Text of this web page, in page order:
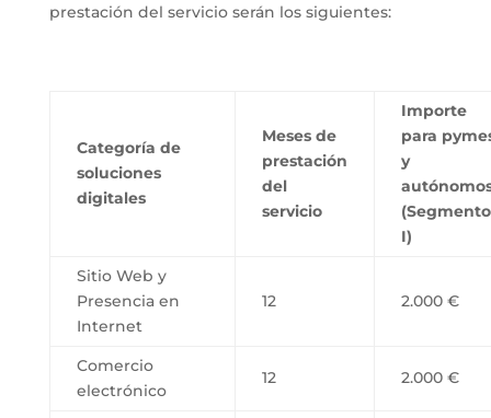
prestación del servicio serán los siguientes:
Categoría de
soluciones
digitales
Meses de
prestación
del
servicio
Importe
para
y
(Segmento
I)
Sitio Web y
Presencia en
Internet
12 2.000 €
Comercio
electrónico
12 2.000 €